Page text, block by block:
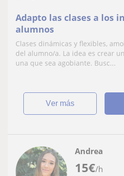
Adapto las clases a los
alumnos
Clases dinámicas y flexibles,
del alumno/a. La idea es crear
una que sea agobiante. Busc...
ver más
15€/h
Andrea